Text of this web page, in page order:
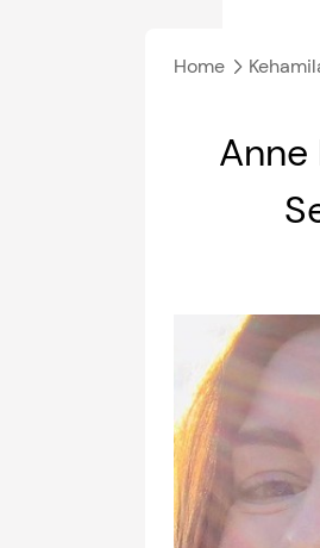
Home
Anne